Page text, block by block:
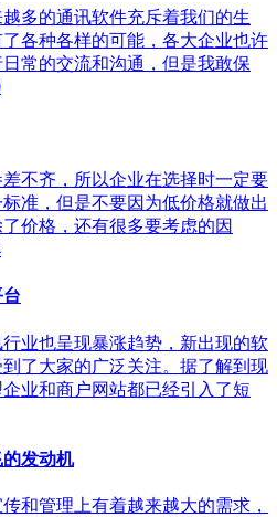
多的通讯软件充斥着我们的生
各种各样的可能，各大企业也许
常的交流和沟通，但是我敢保
不齐，所以企业在选择时一定要
准，但是不要因为低价格就做出
价格，还有很多要考虑的因
业也呈现暴涨趋势，新出现的软
了大家的广泛关注。据了解到现
业和商户网站都已经引入了短
发动机
和管理上有着越来越大的需求，